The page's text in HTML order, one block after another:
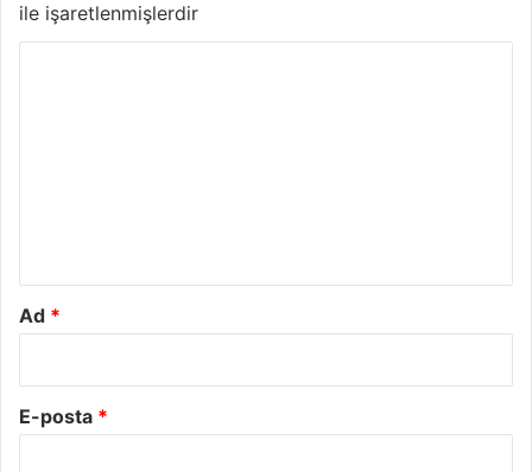
ile işaretlenmişlerdir
Ad *
E-posta *